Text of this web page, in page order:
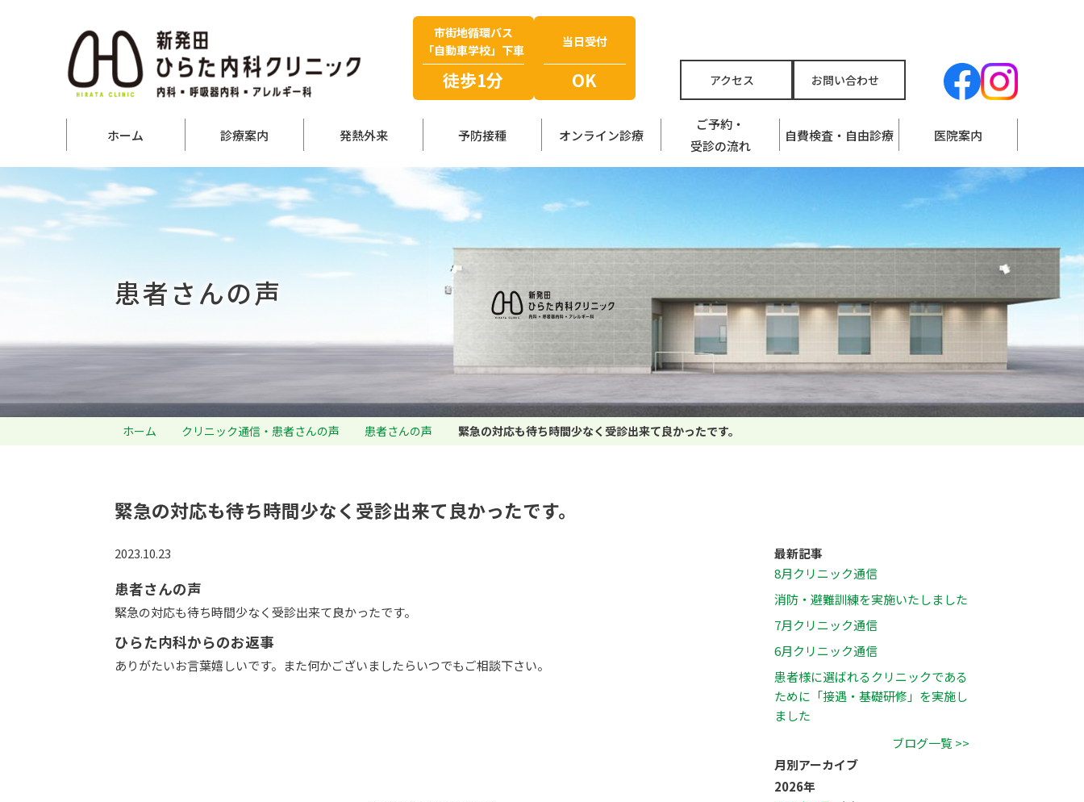
市街地循環バス
「自動車学校」下車
徒歩1分
当日受付
OK アクセス お問い合わせ
ホーム 診療案内 発熱外来 予防接種 オンライン診療
ご予約・
受診の流れ
自費検査・自由診療 医院案内
患者さんの声
ホーム クリニック通信・患者さんの声 患者さんの声 緊急の対応も待ち時間少なく受診出来て良かったです。
緊急の対応も待ち時間少なく受診出来て良かったです。
2023.10.23
患者さんの声
緊急の対応も待ち時間少なく受診出来て良かったです。
ひらた内科からのお返事
ありがたいお言葉嬉しいです。また何かございましたらいつでもご相談下さい。
最新記事
8月クリニック通信
消防・避難訓練を実施いたしました
7月クリニック通信
6月クリニック通信
患者様に選ばれるクリニックである
ために「接遇・基礎研修」を実施し
ました
ブログ一覧 >>
月別アーカイブ
2026年